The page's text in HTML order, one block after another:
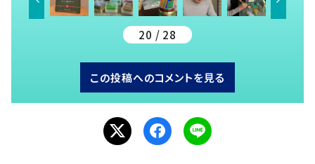
20 / 28
この投稿へのコメントを見る